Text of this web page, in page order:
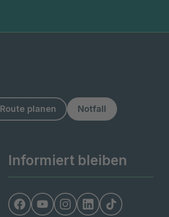
Route planen Notfall
Informiert bleiben